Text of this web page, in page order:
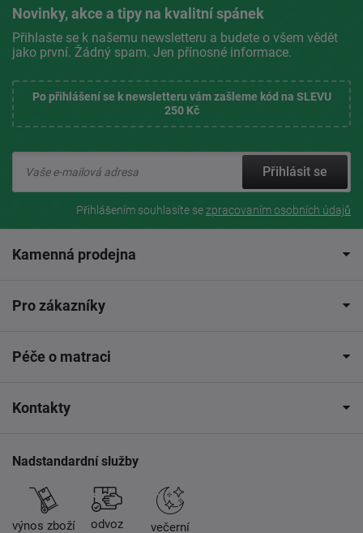
Novinky, akce a tipy na kvalitní spánek
Přihlaste se k našemu newsletteru a budete o všem vědět
jako první. Žádný spam. Jen přínosné informace.
Po přihlášení se k newsletteru vám zašleme kód na SLEVU
250 Kč
Přihlásit se
Přihlášením souhlasíte sezpracovaním osobních údajů
Kamenná prodejna
Pro zákazníky
Péče o matraci
Kontakty
Nadstandardní služby
výnos zboží
odvoz
večerní